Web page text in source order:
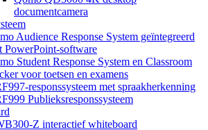
documentcamera
Audience Response System geïntegreerd
PowerPoint-software
Student Response System en Classroom
voor toetsen en examens
responssysteem met spraakherkenning
Publieksresponssysteem
Z interactief whiteboard